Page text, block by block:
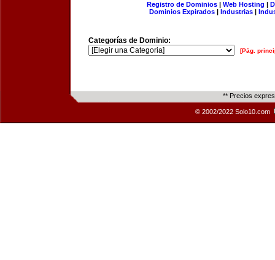
Registro de Dominios| Web Hosting |
Dominios Expirados | Industrias |
Categorías de Dominio:
[Pág.
** Precios
© 2002/2022 Solo10.com